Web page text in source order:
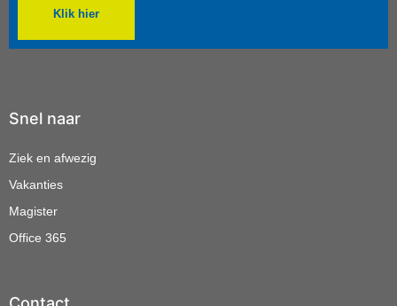
Klik hier
Snel naar
Ziek en afwezig
Vakanties
Magister
Office 365